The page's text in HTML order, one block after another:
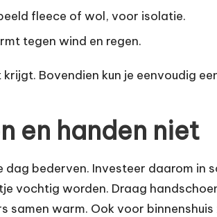
fleece of wol, voor isolatie.
tegen wind en regen.
Bovendien kun je eenvoudig
en handen niet
dag bederven. Investeer daarom
vochtig worden. Draag
samen warm. Ook voor